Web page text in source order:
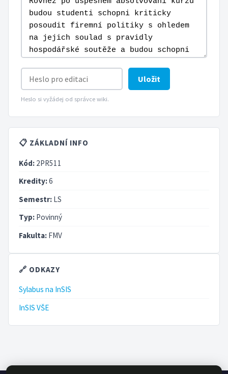
Uložit
Heslo si vyžádej od správce wiki.
📋 ZÁKLADNÍ INFO
Kód: 2PR511
Kredity:6
Semestr: LS
Typ: Povinný
Fakulta: FMV
🔗 ODKAZY
Sylabus na InSIS
InSIS VŠE